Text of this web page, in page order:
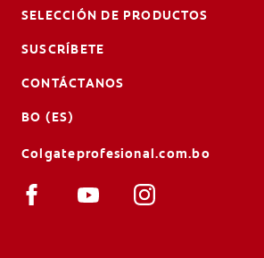
SELECCIÓN DE PRODUCTOS
SUSCRÍBETE
CONTÁCTANOS
BO (ES)
Colgateprofesional.com.bo